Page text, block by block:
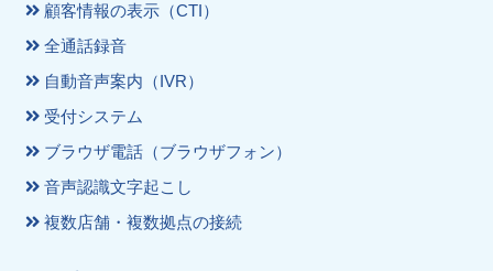
顧客情報の表示（CTI）
全通話録音
自動音声案内（IVR）
受付システム
ブラウザ電話（ブラウザフォン）
音声認識文字起こし
複数店舗・複数拠点の接続